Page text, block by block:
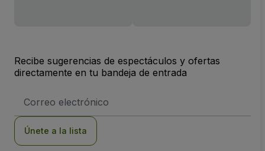
Recibe sugerencias de espectáculos y ofertas
directamente en tu bandeja de entrada
de
Únete a la lista